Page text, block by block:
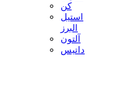
کن
استیل
البرز
آلتون
داتیس